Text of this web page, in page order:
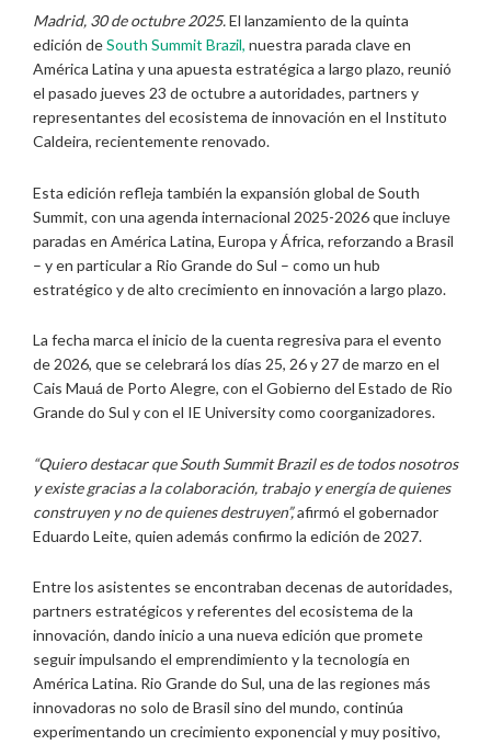
Madrid, 30 de octubre 2025.El lanzamiento de la quinta
edición deSouth Summit Brazil, nuestra parada clave en
América Latina y una apuesta estratégica a largo plazo, reunió
el pasado jueves 23 de octubre a autoridades, partners y
representantes del ecosistema de innovación en el Instituto
Caldeira, recientemente renovado.
Esta edición refleja también la expansión global de South
Summit, con una agenda internacional 2025-2026 que incluye
paradas en América Latina, Europa y África, reforzando a Brasil
– y en particular a Rio Grande do Sul – como un hub
estratégico y de alto crecimiento en innovación a largo plazo.
La fecha marca el inicio de la cuenta regresiva para el evento
de 2026, que se celebrará los días 25, 26 y 27 de marzo en el
Cais Mauá de Porto Alegre, con el Gobierno del Estado de Rio
Grande do Sul y con el IE University como coorganizadores.
“Quiero destacar que South Summit Brazil es de todos nosotros
y existe gracias a la colaboración, trabajo y energía de quienes
construyen y no de quienes destruyen”,afirmó el gobernador
Eduardo Leite, quien además confirmo la edición de 2027.
Entre los asistentes se encontraban decenas de autoridades,
partners estratégicos y referentes del ecosistema de la
innovación, dando inicio a una nueva edición que promete
seguir impulsando el emprendimiento y la tecnología en
América Latina. Rio Grande do Sul, una de las regiones más
innovadoras no solo de Brasil sino del mundo, continúa
experimentando un crecimiento exponencial y muy positivo,